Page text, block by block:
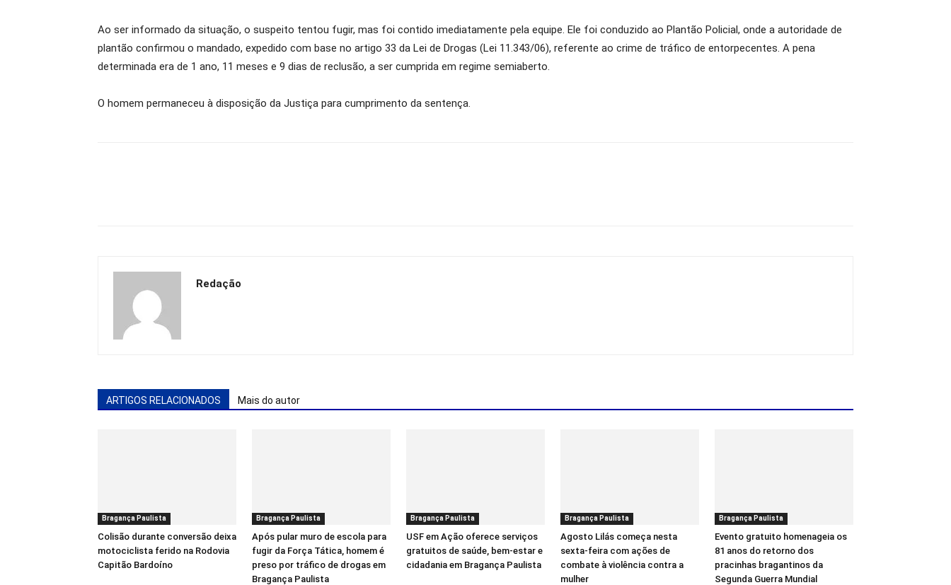
Ao ser informado da situação, o suspeito tentou fugir, mas foi contido imediatamente pela equipe. Ele foi conduzido ao Plantão Policial, onde a autoridade de
plantão confirmou o mandado, expedido com base no artigo 33 da Lei de Drogas (Lei 11.343/06), referente ao crime de tráfico de entorpecentes. A pena
determinada era de 1 ano, 11 meses e 9 dias de reclusão, a ser cumprida em regime semiaberto.
O homem permaneceu à disposição da Justiça para cumprimento da sentença.
Redação
ARTIGOS RELACIONADOS Mais do autor
Bragança Paulista
Colisão durante conversão deixa
motociclista ferido na Rodovia
Capitão Bardoíno
Bragança Paulista
Após pular muro de escola para
fugir da Força Tática, homem é
preso por tráfico de drogas em
Bragança Paulista
Bragança Paulista
USF em Ação oferece serviços
gratuitos de saúde, bem-estar e
cidadania em Bragança Paulista
Bragança Paulista
Agosto Lilás começa nesta
sexta-feira com ações de
combate à violência contra a
mulher
Bragança Paulista
Evento gratuito homenageia os
81 anos do retorno dos
pracinhas bragantinos da
Segunda Guerra Mundial